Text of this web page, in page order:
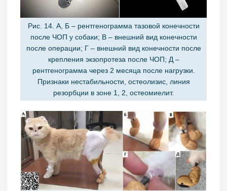
Рис. 14. А, Б – рентгенограмма тазовой конечности
после ЧОП у собаки; В – внешний вид конечности
после операции; Г – внешний вид конечности после
крепления экзопротеза после ЧОП; Д –
рентгенограмма через 2 месяца после нагрузки.
Признаки нестабильности, остеолизис, линия
резорбции в зоне 1, 2, остеомиелит.